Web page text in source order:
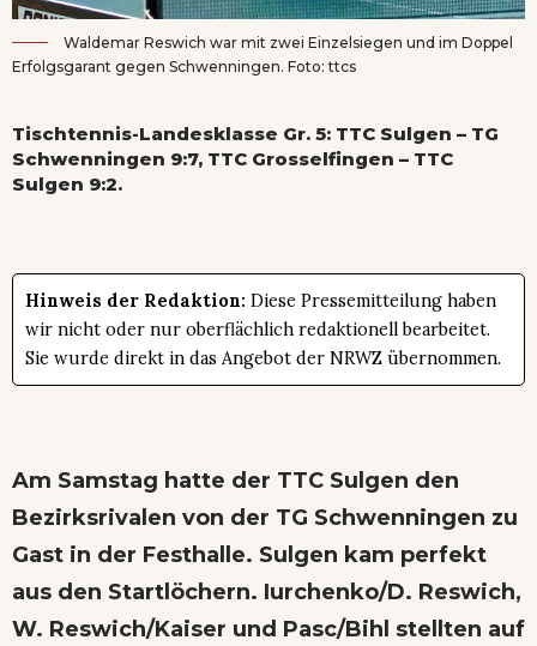
Waldemar Reswich war mit zwei Einzelsiegen und im Doppel
Erfolgsgarant gegen Schwenningen. Foto: ttcs
Tischtennis-Landesklasse Gr. 5: TTC Sulgen – TG
Schwenningen 9:7, TTC Grosselfingen – TTC
Sulgen 9:2.
Hinweis der Redaktion: Diese Pressemitteilung haben
wir nicht oder nur oberflächlich redaktionell bearbeitet.
Sie wurde direkt in das Angebot der NRWZ übernommen.
Am Samstag hatte der TTC Sulgen den
Bezirksrivalen von der TG Schwenningen zu
Gast in der Festhalle. Sulgen kam perfekt
aus den Startlöchern. Iurchenko/D. Reswich,
W. Reswich/Kaiser und Pasc/Bihl stellten auf